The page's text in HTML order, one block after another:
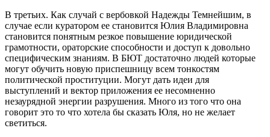
В третьих. Как случай с вербовкой Надежды Темнейшим, в
случае если куратором ее становится Юлия Владимировна
становится понятным резкое повышение юридической
грамотности, ораторские способности и доступ к довольно
специфическим знаниям. В БЮТ достаточно людей которые
могут обучить новую приспешницу всем тонкостям
политической проституции. Могут дать идеи для
выступлений и вектор приложения ее несомненно
незаурядной энергии разрушения. Много из того что она
говорит это то что хотела бы сказать Юля, но не желает
светиться.